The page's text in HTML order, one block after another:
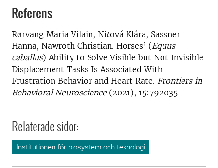
Referens
Rørvang Maria Vilain, Ničová Klára, Sassner
Hanna, Nawroth Christian. Horses’ (Equus
caballus) Ability to Solve Visible but Not Invisible
Displacement Tasks Is Associated With
Frustration Behavior and Heart Rate. Frontiers in
Behavioral Neuroscience(2021), 15:792035
Relaterade sidor:
Institutionen för biosystem och teknologi